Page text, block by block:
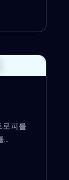
로피를